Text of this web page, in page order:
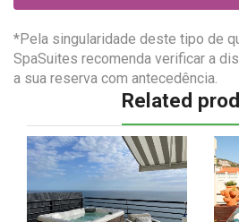
*Pela singularidade deste tipo de
SpaSuites recomenda verificar a
a sua reserva com antecedência.
Related